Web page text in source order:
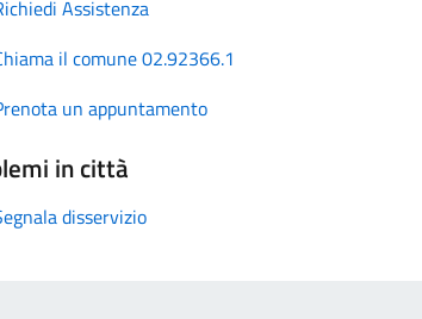
Assistenza
il comune 02.92366.1
un appuntamento
in città
disservizio